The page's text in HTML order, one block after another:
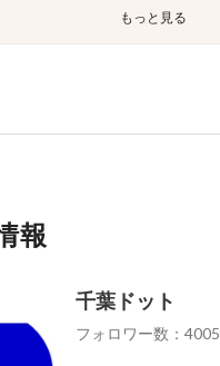
もっと見る
報
千葉ドット
フォロワー数：4005